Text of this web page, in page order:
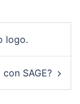
logo.
SAGE?